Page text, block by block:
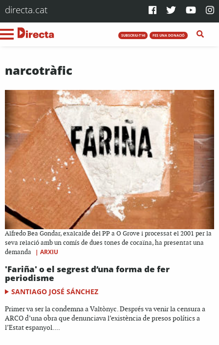
directa.cat
SUBSCRIU-T'HI FES UNA DONACIÓ
narcotràfic
Alfredo Bea Gondar, exalcalde del PP a O Grove i processat el 2001 per la
seva relació amb un comís de dues tones de cocaïna, ha presentat una
demanda
| ARXIU
'Fariña' o el segrest d’una forma de fer
periodisme
SANTIAGO JOSÉ SÁNCHEZ
Primer va ser la condemna a Valtònyc. Després va venir la censura a
ARCO d’una obra que denunciava l’existència de presos polítics a
l’Estat espanyol....